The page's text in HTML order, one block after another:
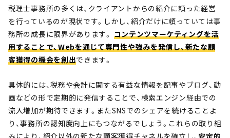
税理士事務所の多くは、クライアントからの紹介に頼った経営
を行っているのが現状です。しかし、紹介だけに頼っていては事
務所の成長に限界があります。 コンテンツマーケティングを活
用することで、Webを通じて専門性や強みを発信し、新たな顧
客獲得の機会を創出できます。
具体的には、税務や会計に関する有益な情報を記事やブログ、動
画などの形で定期的に発信することで、検索エンジン経由での
流入増加が期待できます。またSNSでのシェアを続けることよ
り、事務所の認知度向上にもつながるでしょう。これらの取り組
みにより、紹介以外の新たな顧客獲得チャネルを確立し、 安定的